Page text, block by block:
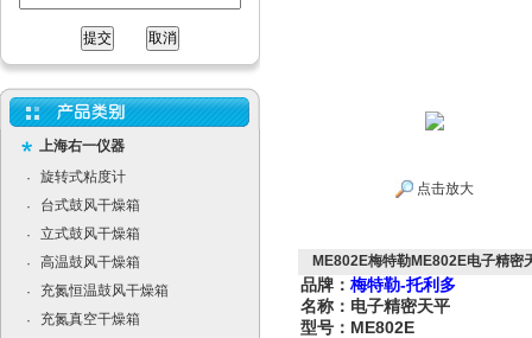
上海右一仪器
·
旋转式粘度计
·
台式鼓风干燥箱
·
立式鼓风干燥箱
·
高温鼓风干燥箱
·
充氮恒温鼓风干燥箱
·
充氮真空干燥箱
点击放大
ME802E梅特勒ME802E电子精密
品牌： 梅特勒-托利多
名称：电子精密天平
型号：ME802E